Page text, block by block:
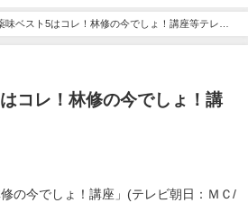
味ベスト5はコレ！林修の今でしょ！講座等テレビ
コレ！林修の今でしょ！講
の今でしょ！講座」(テレビ朝日：ＭＣ/